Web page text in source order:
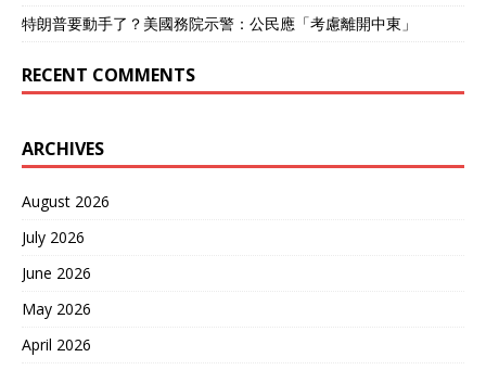
特朗普要動手了？美國務院示警：公民應「考慮離開中東」
RECENT COMMENTS
ARCHIVES
August 2026
July 2026
June 2026
May 2026
April 2026